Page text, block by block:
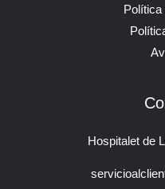
Política
Hospitalet de